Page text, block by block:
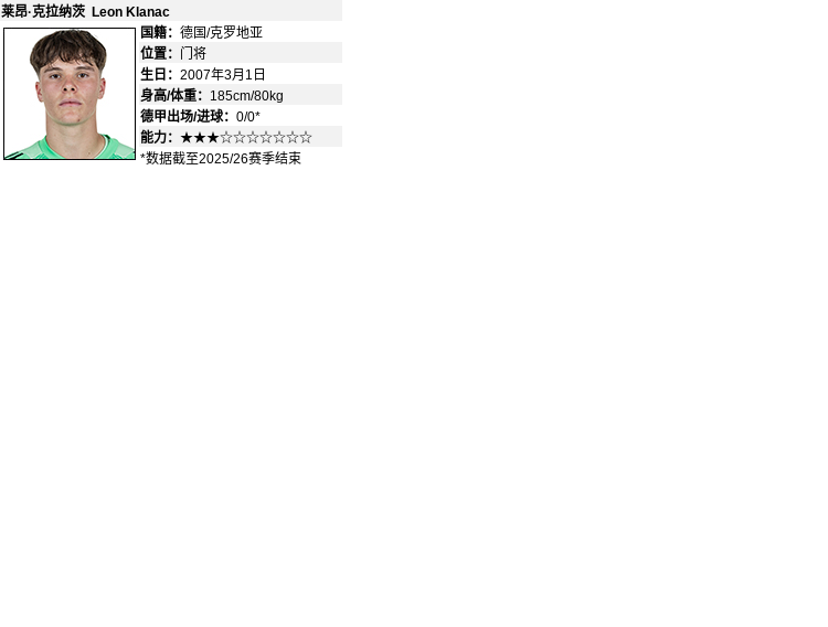
莱昂·克拉纳茨 Leon Klanac
国籍： 德国/克罗地亚
位置： 门将
生日： 2007年3月1日
身高/体重： 185cm/80kg
德甲出场/进球： 0/0*
能力： ★★★☆☆☆☆☆☆☆
*数据截至2025/26赛季结束